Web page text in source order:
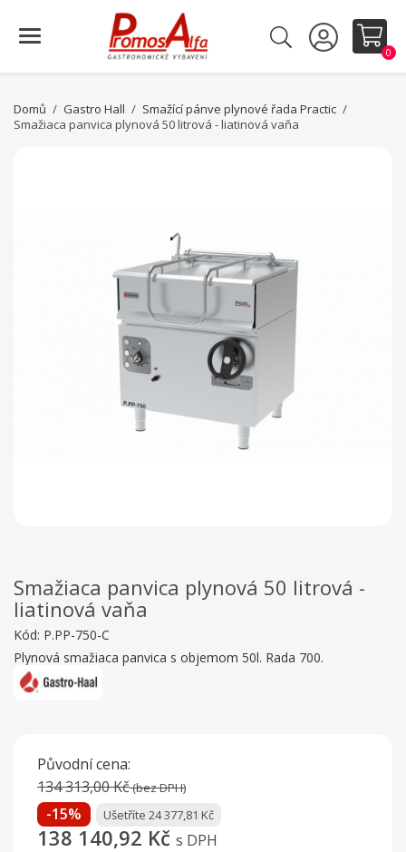
0
Domů Gastro Hall
Smažící pánve plynové řada Practic
Smažiaca panvica plynová 50 litrová - liatinová vaňa
Smažiaca panvica plynová 50 litrová -
liatinová vaňa
Kód: P.PP-750-C
Plynová smažiaca panvica s objemom 50l. Rada 700.
Původní cena:
134 313,00 Kč(bez DPH)
-15% Ušetříte 24 377,81 Kč
138 140,92 Kč s DPH